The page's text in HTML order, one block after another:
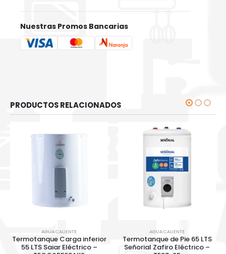
Nuestras Promos Bancarias
PRODUCTOS RELACIONADOS
AGUA CALIENTE
Termotanque Carga inferior
55 LTS Saiar Eléctrico –
AGUA CALIENTE
Termotanque de Pie 65 LTS
Señorial Zafiro Eléctrico –